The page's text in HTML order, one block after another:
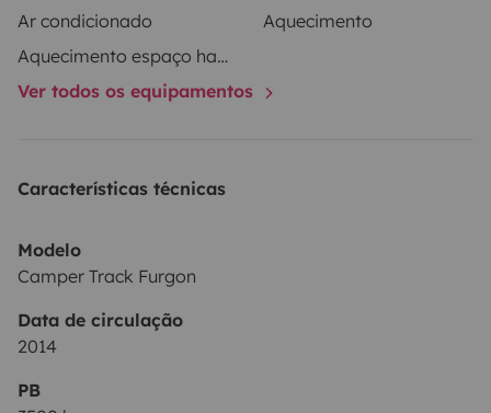
Ar condicionado
Aquecimento
Aquecimento espaço habitacional
Ver todos os equipamentos
Características técnicas
Modelo
Camper Track Furgon
Data de circulação
2014
PB